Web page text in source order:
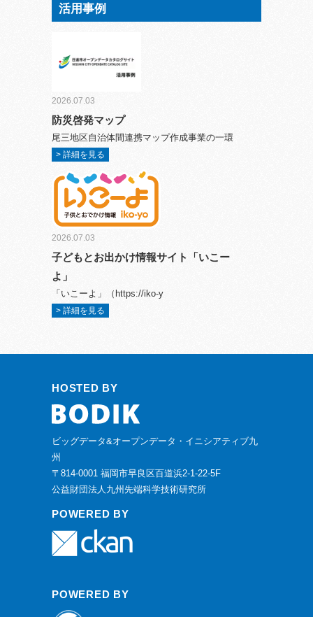
活用事例
2026.07.03
防災啓発マップ
尾三地区自治体間連携マップ作成事業の一環
> 詳細を見る
2026.07.03
子どもとお出かけ情報サイト「いこー
よ」
「いこーよ」（https://iko-y
> 詳細を見る
HOSTED BY
ビッグデータ&オープンデータ・イニシアティブ九
州
〒814-0001 福岡市早良区百道浜2-1-22-5F
公益財団法人九州先端科学技術研究所
POWERED BY
POWERED BY